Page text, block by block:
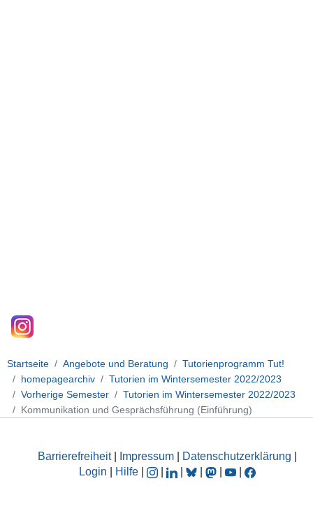
Startseite Angebote und Beratung
Tutorienprogramm Tut!
homepagearchiv
Tutorien im Wintersemester 2022/2023
Vorherige Semester
Tutorien im Wintersemester 2022/2023
Kommunikation und Gesprächsführung (Einführung)
Barrierefreiheit| Impressum Datenschutzerklärung
Login
Hilfe